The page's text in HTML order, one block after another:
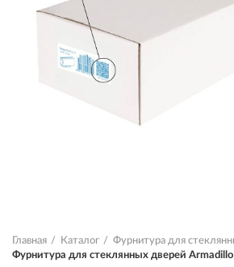
Главная Каталог
Фурнитура для
Фурнитура для стеклянных дверей Armadillo